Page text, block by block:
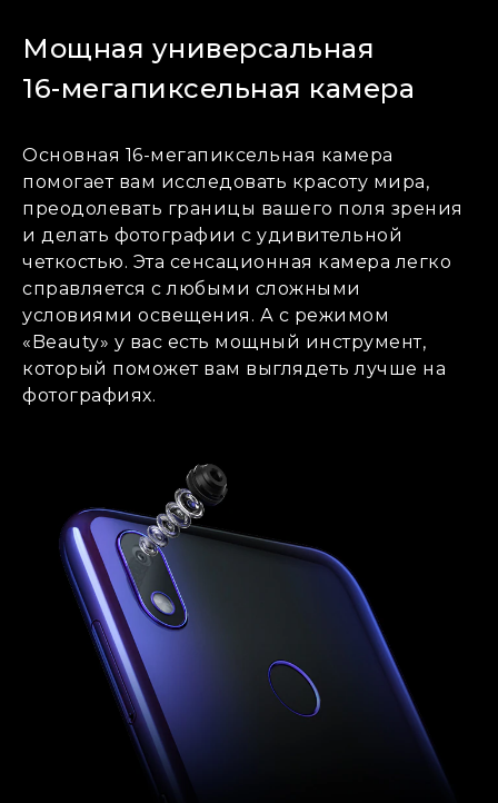
Мощная универсальная
16-мегапиксельная камера
Основная 16-мегапиксельная камера
помогает вам исследовать красоту мира,
преодолевать границы вашего поля зрения
и делать фотографии с удивительной
четкостью. Эта сенсационная камера легко
справляется с любыми сложными
условиями освещения. А с режимом
«Beauty» у вас есть мощный инструмент,
который поможет вам выглядеть лучше на
фотографиях.